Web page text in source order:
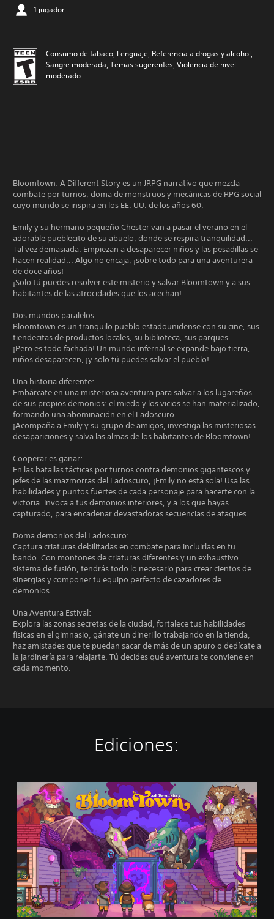
1 jugador
Consumo de tabaco, Lenguaje, Referencia a drogas y alcohol,
Sangre moderada, Temas sugerentes, Violencia de nivel
moderado
Bloomtown: A Different Story es un JRPG narrativo que mezcla
combate por turnos, doma de monstruos y mecánicas de RPG social
cuyo mundo se inspira en los EE. UU. de los años 60.
Emily y su hermano pequeño Chester van a pasar el verano en el
adorable pueblecito de su abuelo, donde se respira tranquilidad...
Tal vez demasiada. Empiezan a desaparecer niños y las pesadillas se
hacen realidad... Algo no encaja, ¡sobre todo para una aventurera
de doce años!
¡Solo tú puedes resolver este misterio y salvar Bloomtown y a sus
habitantes de las atrocidades que los acechan!
Dos mundos paralelos:
Bloomtown es un tranquilo pueblo estadounidense con su cine, sus
tiendecitas de productos locales, su biblioteca, sus parques…
¡Pero es todo fachada! Un mundo infernal se expande bajo tierra,
niños desaparecen, ¡y solo tú puedes salvar el pueblo!
Una historia diferente:
Embárcate en una misteriosa aventura para salvar a los lugareños
de sus propios demonios: el miedo y los vicios se han materializado,
formando una abominación en el Ladoscuro.
¡Acompaña a Emily y su grupo de amigos, investiga las misteriosas
desapariciones y salva las almas de los habitantes de Bloomtown!
Cooperar es ganar:
En las batallas tácticas por turnos contra demonios gigantescos y
jefes de las mazmorras del Ladoscuro, ¡Emily no está sola! Usa las
habilidades y puntos fuertes de cada personaje para hacerte con la
victoria. Invoca a tus demonios interiores, y a los que hayas
capturado, para encadenar devastadoras secuencias de ataques.
Doma demonios del Ladoscuro:
Captura criaturas debilitadas en combate para incluirlas en tu
bando. Con montones de criaturas diferentes y un exhaustivo
sistema de fusión, tendrás todo lo necesario para crear cientos de
sinergias y componer tu equipo perfecto de cazadores de
demonios.
Una Aventura Estival:
Explora las zonas secretas de la ciudad, fortalece tus habilidades
físicas en el gimnasio, gánate un dinerillo trabajando en la tienda,
haz amistades que te puedan sacar de más de un apuro o dedícate a
la jardinería para relajarte. Tú decides qué aventura te conviene en
cada momento.
Ediciones:
l
o
o
m
t
w
n
:
A
D